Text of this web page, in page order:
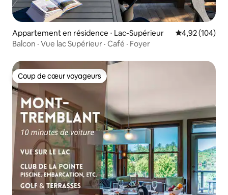
Appartement en résidence ⋅ Lac-Supérieur Évaluation
4,92 (104)
Balcon · Vue lac Supérieur · Café · Foyer
Coup de cœur voyageurs
Coup de cœur voyageurs